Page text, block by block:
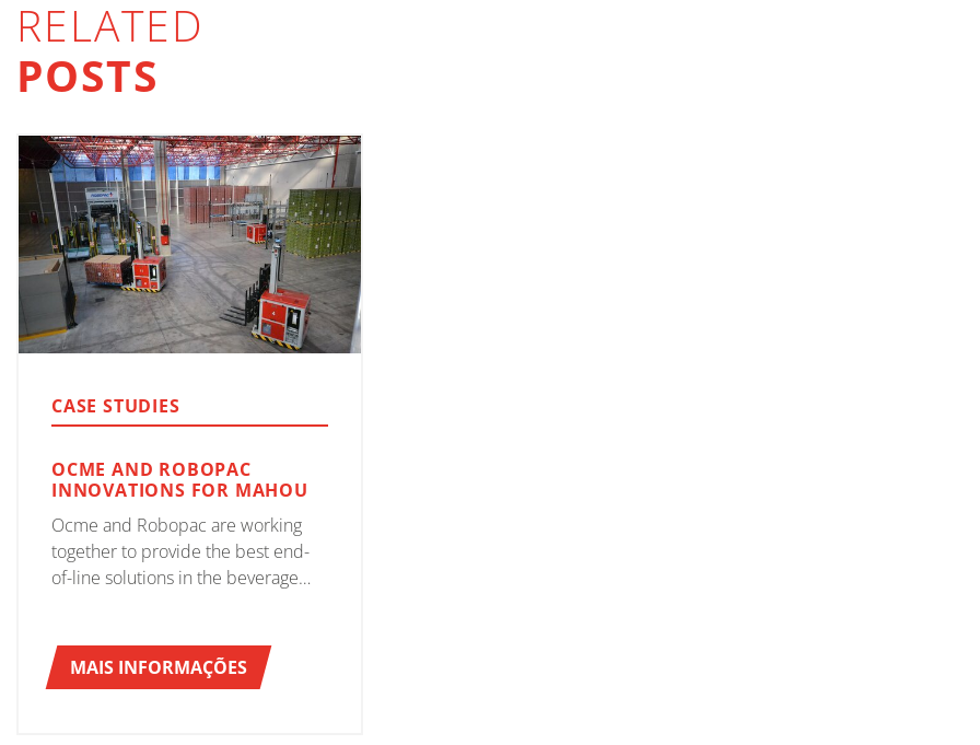
RELATED
POSTS
CASE STUDIES
OCME AND ROBOPAC
INNOVATIONS FOR MAHOU
Ocme and Robopac are working
together to provide the best end-
of-line solutions in the beverage
MAIS INFORMAÇÕES